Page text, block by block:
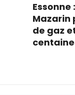
Mazarin
de gaz